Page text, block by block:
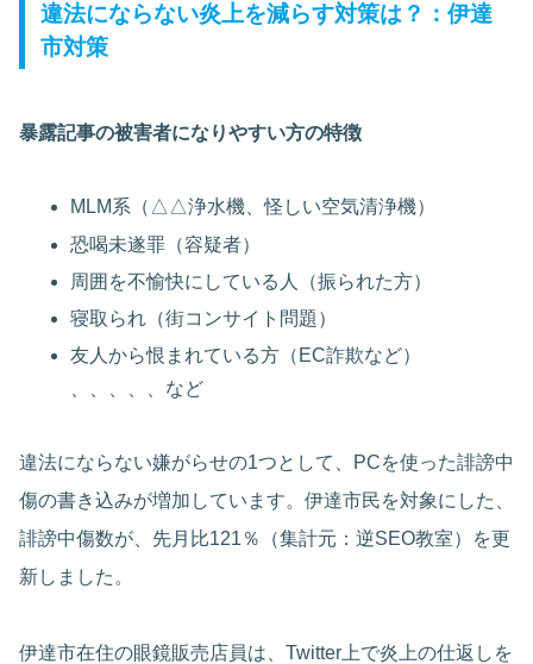
違法にならない炎上を減らす対策は？：伊達
市対策
暴露記事の被害者になりやすい方の特徴
MLM系（△△浄水機、怪しい空気清浄機）
恐喝未遂罪（容疑者）
周囲を不愉快にしている人（振られた方）
寝取られ（街コンサイト問題）
友人から恨まれている方（EC詐欺など）
、、、、、など
違法にならない嫌がらせの1つとして、PCを使った誹謗中
傷の書き込みが増加しています。伊達市民を対象にした、
誹謗中傷数が、先月比121％（集計元：逆SEO教室）を更
新しました。
伊達市在住の眼鏡販売店員は、Twitter上で炎上の仕返しを